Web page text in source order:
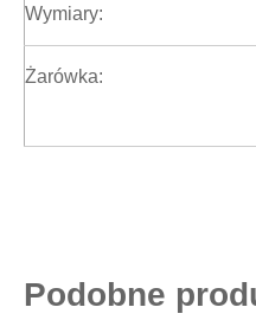
Wymiary:
Żarówka:
Podobne